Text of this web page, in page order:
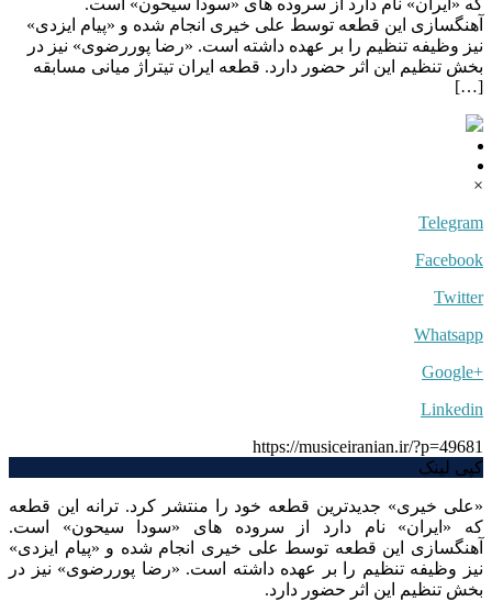
آهنگسازی این قطعه توسط علی خیری انجام شده و «پیام ایزدی»
نیز وظیفه تنظیم را بر عهده داشته است. «رضا پوررضوی» نیز در
بخش تنظیم این اثر حضور دارد. قطعه ایران تیتراژ میانی مسابقه
[…]
×
Telegram
Facebook
Twitter
Whatsapp
+Google
Linkedin
https://musiceiranian.ir/?p=49681
کپی لینک
«علی خیری» جدیدترین قطعه خود را منتشر کرد. ترانه این قطعه
که «ایران» نام دارد از سروده های «سودا سیحون» است.
آهنگسازی این قطعه توسط علی خیری انجام شده و «پیام ایزدی»
نیز وظیفه تنظیم را بر عهده داشته است. «رضا پوررضوی» نیز در
بخش تنظیم این اثر حضور دارد.